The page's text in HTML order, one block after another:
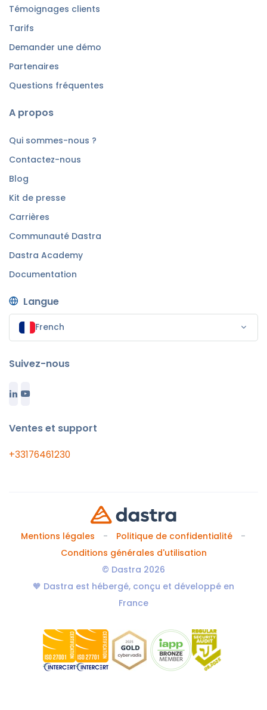
Témoignages clients
Tarifs
Demander une démo
Partenaires
Questions fréquentes
A propos
Qui sommes-nous ?
Contactez-nous
Blog
Kit de presse
Carrières
Communauté Dastra
Dastra Academy
Documentation
Langue
French
Suivez-nous
Ventes et support
+33176461230
Mentions légales
Politique de confidentialité
Conditions générales d'utilisation
© Dastra 2026
🧡 Dastra est hébergé, conçu et développé en
France